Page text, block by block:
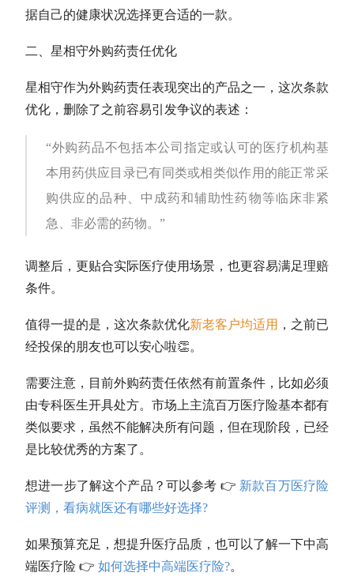
据自己的健康状况选择更合适的一款。
二、星相守外购药责任优化
星相守作为外购药责任表现突出的产品之一，这次条款
优化，删除了之前容易引发争议的表述：
“外购药品不包括本公司指定或认可的医疗机构基
本用药供应目录已有同类或相类似作用的能正常采
购供应的品种、中成药和辅助性药物等临床非紧
急、非必需的药物。”
调整后，更贴合实际医疗使用场景，也更容易满足理赔
条件。
值得一提的是，这次条款优化新老客户均适用 ，之前已
经投保的朋友也可以安心啦👏。
需要注意，目前外购药责任依然有前置条件，比如必须
由专科医生开具处方。市场上主流百万医疗险基本都有
类似要求，虽然不能解决所有问题，但在现阶段，已经
是比较优秀的方案了。
想进一步了解这个产品？可以参考 👉 新款百万医疗险
评测，看病就医还有哪些好选择?
如果预算充足，想提升医疗品质，也可以了解一下中高
端医疗险 👉 如何选择中高端医疗险?。